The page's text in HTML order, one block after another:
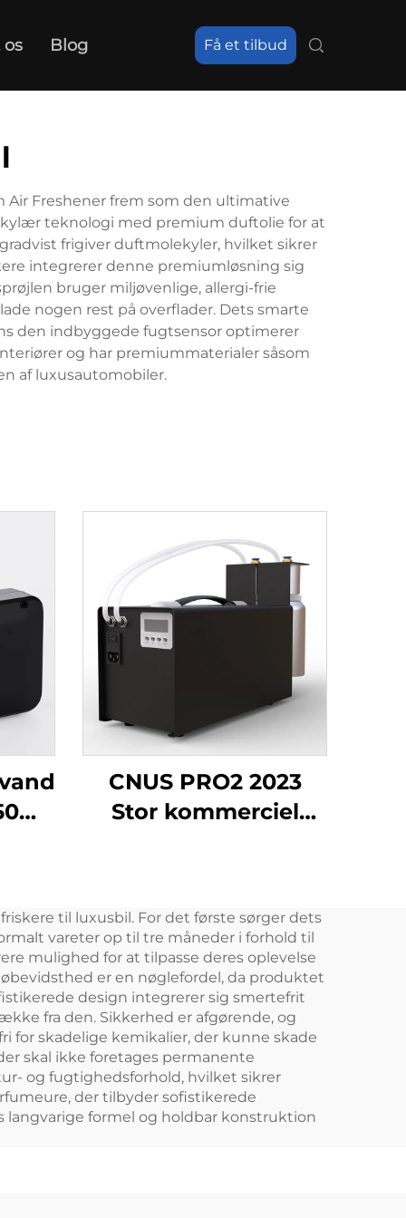
Blog Få et tilbud
Freshener frem som den ultimative
teknologi med premium duftolie for at
frigiver duftmolekyler, hvilket sikrer
integrerer denne premiumløsning sig
bruger miljøvenlige, allergi-frie
nogen rest på overflader. Dets smarte
den indbyggede fugtsensor optimerer
og har premiummaterialer såsom
af luxusautomobiler.
CNUS PRO2 2023
Stor kommerciel
luftfrisker Diffuser
Machine
til luxusbil. For det første sørger dets
vareter op til tre måneder i forhold til
mulighed for at tilpasse deres oplevelse
er en nøglefordel, da produktet
design integrerer sig smertefrit
fra den. Sikkerhed er afgørende, og
skadelige kemikalier, der kunne skade
skal ikke foretages permanente
og fugtighedsforhold, hvilket sikrer
der tilbyder sofistikerede
formel og holdbar konstruktion